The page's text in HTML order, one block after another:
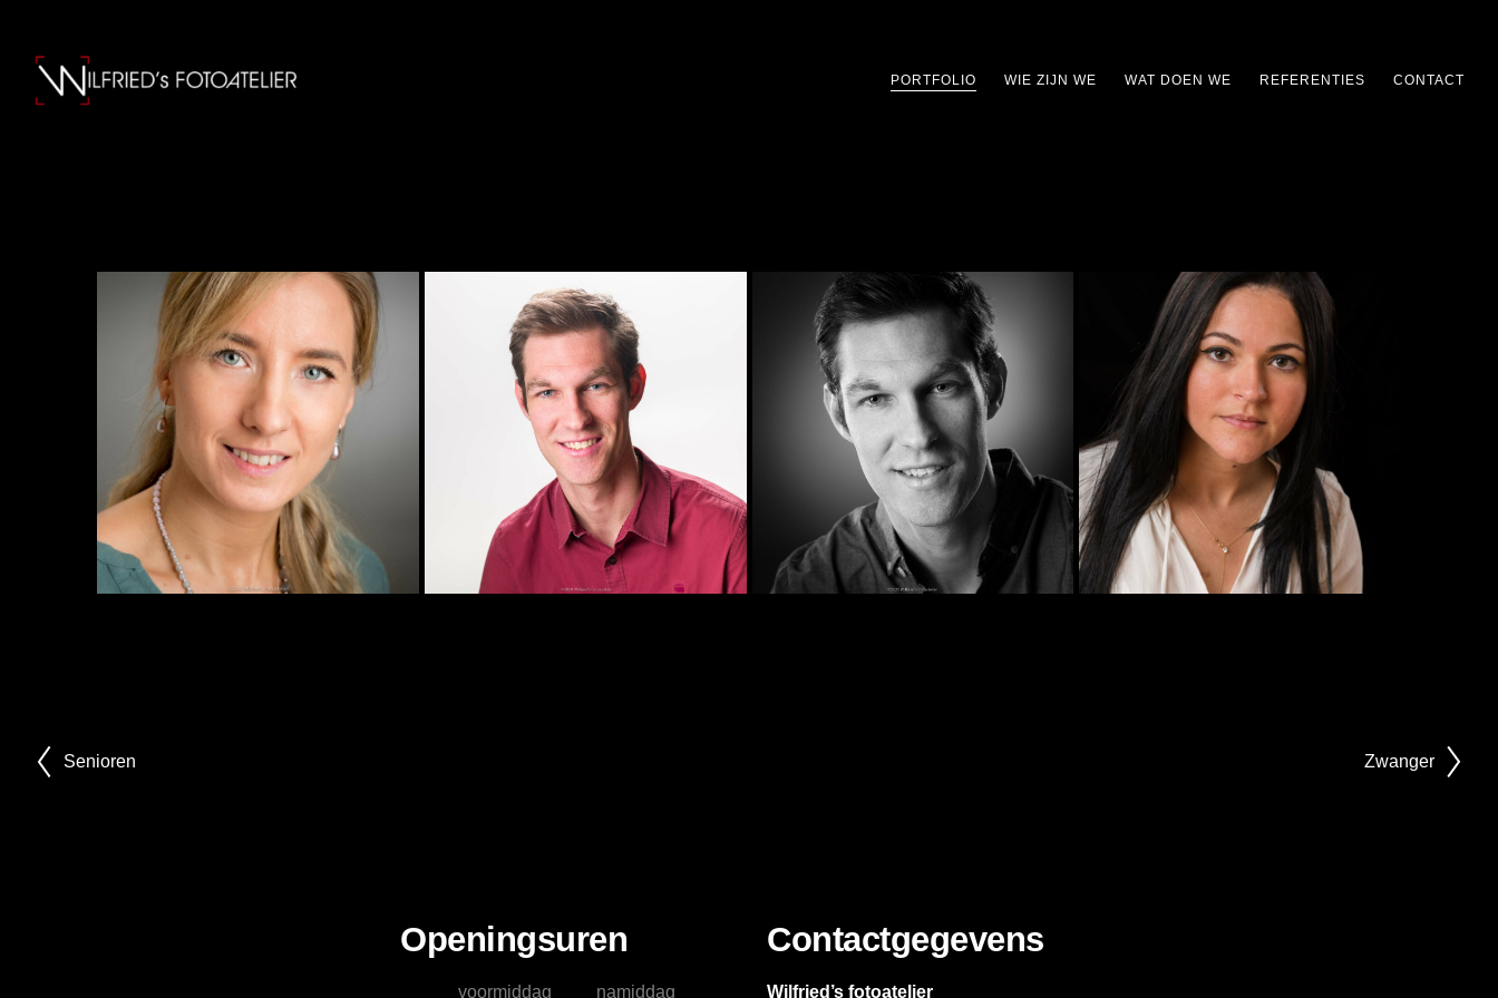
PORTFOLIO WIE ZIJN WE WAT DOEN WE REFERENTIES CONTACT
Senioren Zwanger
Openingsuren
voormiddag namiddag
Contactgegevens
Wilfried’s fotoatelier